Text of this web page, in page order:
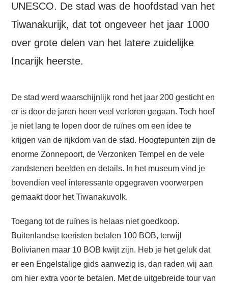
UNESCO. De stad was de hoofdstad van het
Tiwanakurijk, dat tot ongeveer het jaar 1000
over grote delen van het latere zuidelijke
Incarijk heerste.
De stad werd waarschijnlijk rond het jaar 200 gesticht en
er is door de jaren heen veel verloren gegaan. Toch hoef
je niet lang te lopen door de ruïnes om een idee te
krijgen van de rijkdom van de stad. Hoogtepunten zijn de
enorme Zonnepoort, de Verzonken Tempel en de vele
zandstenen beelden en details. In het museum vind je
bovendien veel interessante opgegraven voorwerpen
gemaakt door het Tiwanakuvolk.
Toegang tot de ruïnes is helaas niet goedkoop.
Buitenlandse toeristen betalen 100 BOB, terwijl
Bolivianen maar 10 BOB kwijt zijn. Heb je het geluk dat
er een Engelstalige gids aanwezig is, dan raden wij aan
om hier extra voor te betalen. Met de uitgebreide tour van